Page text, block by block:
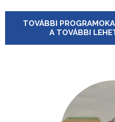
TOVÁBBI
A TOVÁBBI